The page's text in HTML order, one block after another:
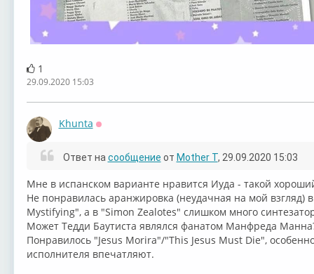
1
29.09.2020 15:03
Khunta
Ответ на сообщение от Mother T, 29.09.2020 15:03
Мне в испанском варианте нравится Иуда - такой
Не понравилась аранжировка (неудачная на мой взгляд)
Mystifying", а в ⁣"Simon Zealotes" слишком много
Может ⁣Тедди Баутиста являлся фанатом Манфреда
Понравилось ⁣"Jesus Morira"/⁣"This Jesus Must Die",
исполнителя впечатляют.